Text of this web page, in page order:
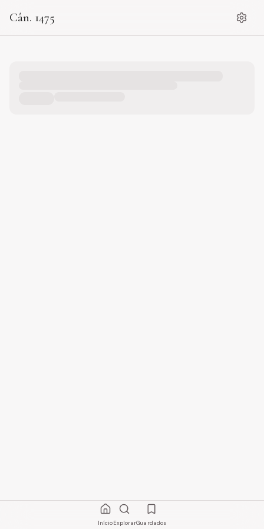
Cân. 1475
InícioExplorarGuardados